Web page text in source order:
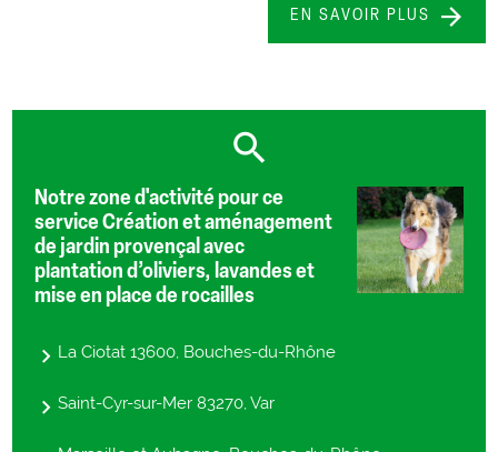
EN SAVOIR PLUS
Notre zone d'activité pour ce
service Création et aménagement
de jardin provençal avec
plantation d’oliviers, lavandes et
mise en place de rocailles
La Ciotat 13600, Bouches-du-Rhône
Saint-Cyr-sur-Mer 83270, Var